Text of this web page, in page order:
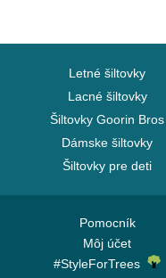
bytosti
Letné šiltovky
Lacné šiltovky
Šiltovky Goorin Bros
Dámske šiltovky
Šiltovky pre deti
Pomocník
Môj účet
#StyleForTrees